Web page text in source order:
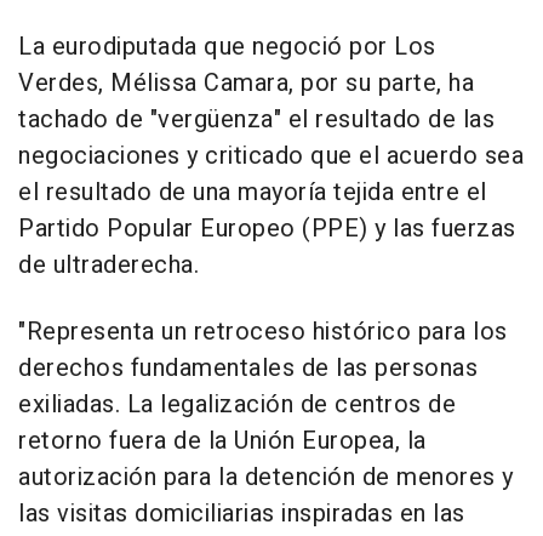
La eurodiputada que negoció por Los
Verdes, Mélissa Camara, por su parte, ha
tachado de "vergüenza" el resultado de las
negociaciones y criticado que el acuerdo sea
el resultado de una mayoría tejida entre el
Partido Popular Europeo (PPE) y las fuerzas
de ultraderecha.
"Representa un retroceso histórico para los
derechos fundamentales de las personas
exiliadas. La legalización de centros de
retorno fuera de la Unión Europea, la
autorización para la detención de menores y
las visitas domiciliarias inspiradas en las